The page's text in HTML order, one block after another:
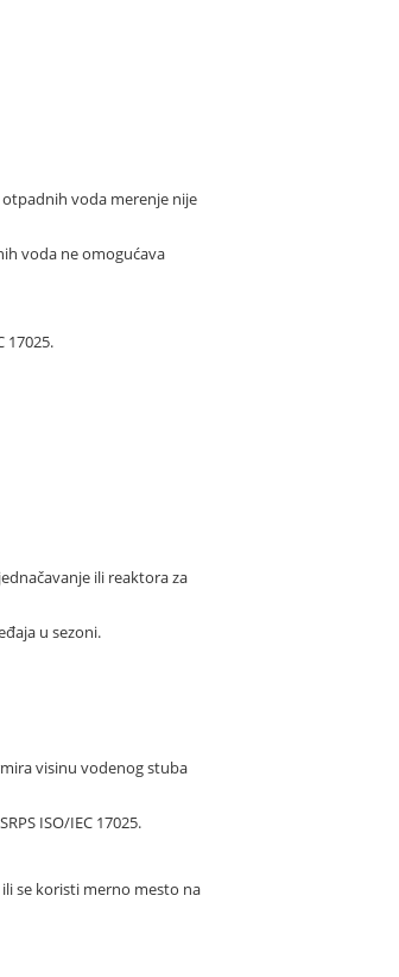
voda merenje nije
voda ne omogućava
17025.
ili reaktora za
u sezoni.
visinu vodenog stuba
ISO/IEC 17025.
se koristi merno mesto na